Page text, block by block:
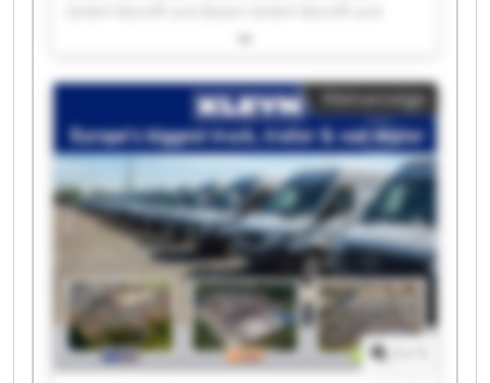
Baierl GmbH Moroff und Baierl GmbH Moroff
Moroff und Baierl GmbH Moroff und Baierl
GmbH Moroff und Baierl GmbH Moroff und
Baierl GmbH Moroff und Baierl GmbH Moroff
und Baierl GmbH Moroff und Baierl GmbH
Moroff und Baierl GmbH Moroff und Baierl
GmbH Moroff und Baierl GmbH Moroff und
Baierl GmbH Moroff und Baierl GmbH Moroff
und Baierl GmbH
Kleinanzeige